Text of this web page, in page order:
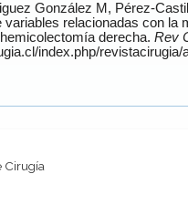
González M, Pérez-
derecha. Rev
Cirugía